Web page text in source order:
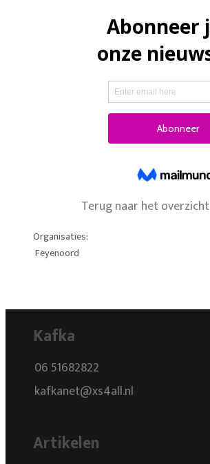
Terug naar het overzicht
Organisaties:
Feyenoord
Kafka
06 51682822
kafkanet@xs4all.nl
Artikelen